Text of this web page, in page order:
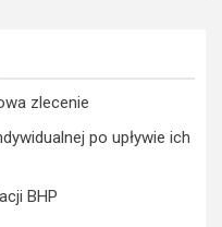
zlecenie
po upływie ich
BHP